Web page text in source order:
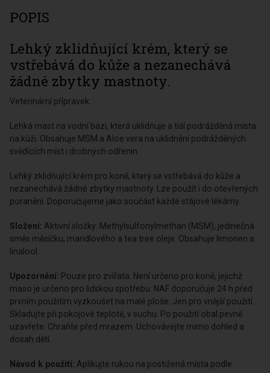
POPIS
Lehký zklidňující krém, který se
vstřebává do kůže a nezanechává
žádné zbytky mastnoty.
Veterinární přípravek.
Lehká mast na vodní bázi, která uklidňuje a tiší podrážděná místa
na kůži. Obsahuje MSM a Aloe vera na uklidnění podrážděných
svědících míst i drobných odřenin.
Lehký zklidňující krém pro koně, který se vstřebává do kůže a
nezanechává žádné zbytky mastnoty. Lze použít i do otevřených
poranění. Doporučujeme jako součást každé stájové lékárny.
Složení: Aktivní složky: Methylsulfonylmethan (MSM), jedinečná
směs měsíčku, mandlového a tea tree oleje. Obsahuje limonen a
linalool.
Upozornění: Pouze pro zvířata. Není určeno pro koně, jejichž
maso je určeno pro lidskou spotřebu. NAF doporučuje 24 h před
prvním použitím vyzkoušet na malé ploše. Jen pro vnější použití.
Skladujte při pokojové teplotě, v suchu. Po použití obal pevně
uzavřete. Chraňte před mrazem. Uchovávejte mimo dohled a
dosah dětí.
Návod k použití: Aplikujte rukou na postižená místa podle